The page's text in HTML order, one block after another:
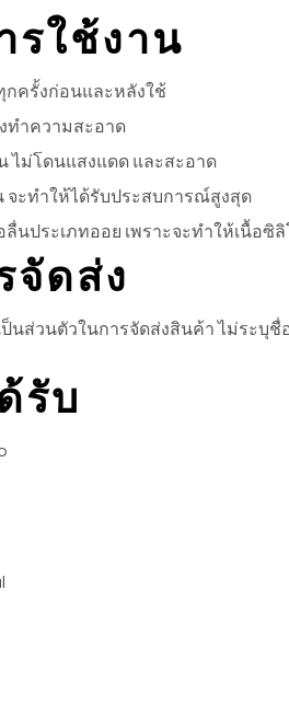
รใช้งาน
กครั้งก่อนและหลังใช้
ทำความสะอาด
ไม่โดนแสงแดด และสะอาด
จะทำให้ได้รับประสบการณ์สูงสุด
นประเภทออย เพราะจะทำให้เนื้อซิ
จัดส่ง
นส่วนตัวในการจัดส่งสินค้า ไม่ระบุ
รับ